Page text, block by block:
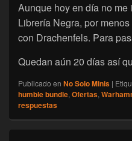
Aunque hoy en día no
Librería Negra, por
con Drachenfels. Para
Quedan aún 20 días así
Publicado en No Solo Minis |
humble bundle, Ofertas,
respuestas